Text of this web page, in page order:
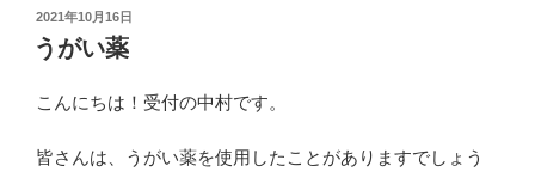
投
稿
日:
2021年10月16日
うがい薬
こんにちは！受付の中村です。
皆さんは、うがい薬を使用したことがありますでしょう